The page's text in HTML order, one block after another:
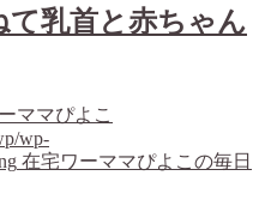
乳首と赤ちゃん
ママぴよこ
wp-
在宅ワーママぴよこの毎日